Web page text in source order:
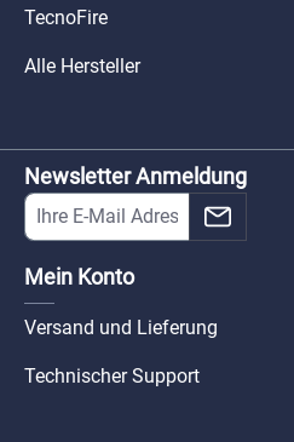
TecnoFire
Alle Hersteller
Newsletter Anmeldung
Mein Konto
Versand und Lieferung
Technischer Support